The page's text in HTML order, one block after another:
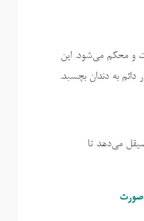
و محکم می‌شود. این
به دندان بچسبد.
می‌دهد تا
صورت